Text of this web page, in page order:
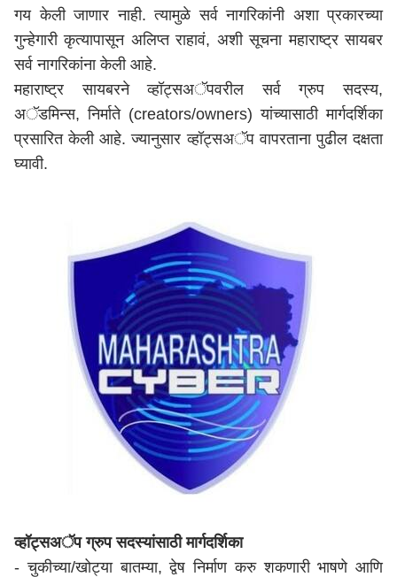
गय केली जाणार नाही. त्यामुळे सर्व नागरिकांनी अशा प्रकारच्या
गुन्हेगारी कृत्यापासून अलिप्त राहावं, अशी सूचना महाराष्ट्र सायबर
सर्व नागरिकांना केली आहे.
महाराष्ट्र सायबरने व्हॉट्सअॅपवरील सर्व ग्रुप सदस्य,
अॅडमिन्स, निर्माते (creators/owners) यांच्यासाठी मार्गदर्शिका
प्रसारित केली आहे. ज्यानुसार व्हॉट्सअॅप वापरताना पुढील दक्षता
घ्यावी.
व्हॉट्सअॅप ग्रुप सदस्यांसाठी मार्गदर्शिका
- चुकीच्या/खोट्या बातम्या, द्वेष निर्माण करु शकणारी भाषणे आणि